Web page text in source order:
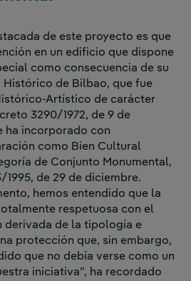
de este proyecto es que
en un edificio que dispone
como consecuencia de su
Histórico de Bilbao, que fue
Artístico de carácter
3290/1972, de 9 de
ha incorporado con
como Bien Cultural
de Conjunto Monumental,
de 29 de diciembre.
hemos entendido que la
respetuosa con el
derivada de la tipología e
protección que, sin embargo,
que no debía verse como un
iniciativa”, ha recordado